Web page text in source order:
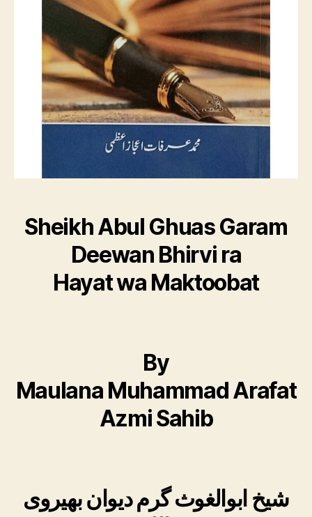
Sheikh Abul Ghuas Garam
Deewan Bhirvi ra
Hayat wa Maktoobat
By
Maulana Muhammad Arafat
Azmi Sahib
شیخ ابوالغوث گرم دیوان بھیروی